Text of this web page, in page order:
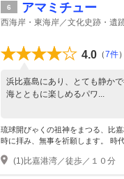
6 アマミチュー
西海岸・東海岸／文化史跡・遺
4.0 （7件）
浜比嘉島にあり、とても静か
海とともに楽しめるパワ...
琉球開びゃくの祖神をまつる、比
時に拝み、無事を祈願します。 時
(1)比嘉港湾／徒歩／１０分